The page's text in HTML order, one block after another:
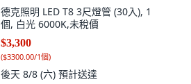
德克照明 LED T8 3尺燈管 (30入), 1
個, 白光 6000K,未稅價
$3,300
($3300.00/1個)
後天 8/8 (六) 預計送達